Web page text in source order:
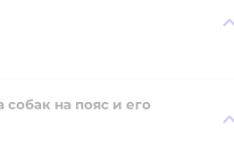
на пояс и его